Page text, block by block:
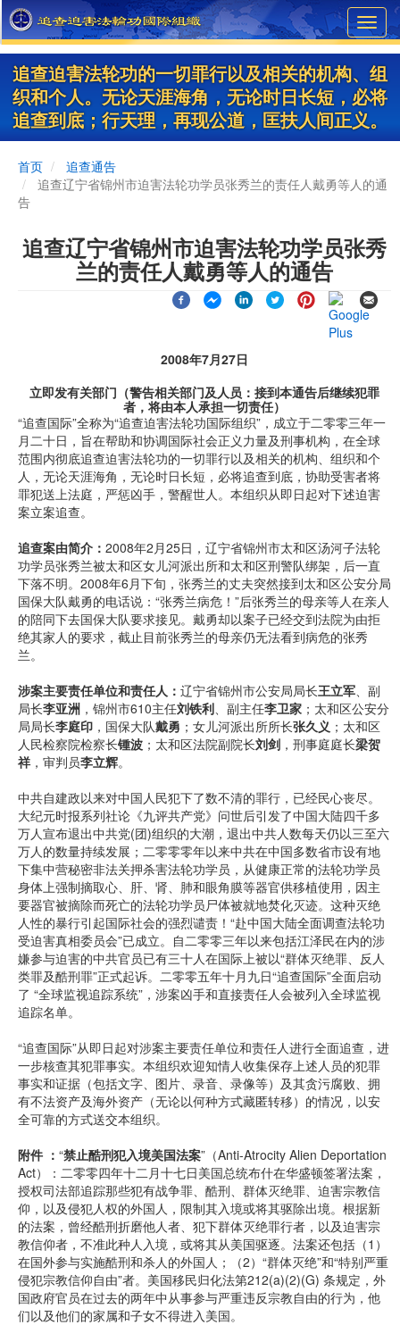
Skip
to
main
content
追查迫害法轮功的一切罪行以及相关的机构、组
织和个人。无论天涯海角，无论时日长短，必将
追查到底；行天理，再现公道，匡扶人间正义。
首页
追查通告
追查辽宁省锦州市迫害法轮功学员张秀兰的责任人戴勇等人的通
告
追查辽宁省锦州市迫害法轮功学员张秀
兰的责任人戴勇等人的通告
2008年7月27日
立即发有关部门（警告相关部门及人员：接到本通告后继续犯罪
者，将由本人承担一切责任）
“追查国际”全称为“追查迫害法轮功国际组织”，成立于二零零三年一
月二十日，旨在帮助和协调国际社会正义力量及刑事机构，在全球
范围内彻底追查迫害法轮功的一切罪行以及相关的机构、组织和个
人，无论天涯海角，无论时日长短，必将追查到底，协助受害者将
罪犯送上法庭，严惩凶手，警醒世人。本组织从即日起对下述迫害
案立案追查。
追查案由简介： 2008年2月25日，辽宁省锦州市太和区汤河子法轮
功学员张秀兰被太和区女儿河派出所和太和区刑警队绑架，后一直
下落不明。2008年6月下旬，张秀兰的丈夫突然接到太和区公安分局
国保大队戴勇的电话说：“张秀兰病危！”后张秀兰的母亲等人在亲人
的陪同下去国保大队要求接见。戴勇却以案子已经交到法院为由拒
绝其家人的要求，截止目前张秀兰的母亲仍无法看到病危的张秀
兰。
涉案主要责任单位和责任人： 辽宁省锦州市公安局局长王立军、副
局长李亚洲 ，锦州市610主任刘铁利、副主任李卫家 ；太和区公安分
局局长李庭印 ，国保大队戴勇 ；女儿河派出所所长张久义 ；太和区
人民检察院检察长锺波 ；太和区法院副院长刘剑 ，刑事庭庭长梁贺
祥 ，审判员李立辉。
中共自建政以来对中国人民犯下了数不清的罪行，已经民心丧尽。
大纪元时报系列社论《九评共产党》问世后引发了中国大陆四千多
万人宣布退出中共党(团)组织的大潮，退出中共人数每天仍以三至六
万人的数量持续发展；二零零零年以来中共在中国多数省市设有地
下集中营秘密非法关押杀害法轮功学员，从健康正常的法轮功学员
身体上强制摘取心、肝、肾、肺和眼角膜等器官供移植使用，因主
要器官被摘除而死亡的法轮功学员尸体被就地焚化灭迹。这种灭绝
人性的暴行引起国际社会的强烈谴责！“赴中国大陆全面调查法轮功
受迫害真相委员会”已成立。自二零零三年以来包括江泽民在内的涉
嫌参与迫害的中共官员已有三十人在国际上被以“群体灭绝罪、反人
类罪及酷刑罪”正式起诉。二零零五年十月九日“追查国际”全面启动
了 “全球监视追踪系统”，涉案凶手和直接责任人会被列入全球监视
追踪名单。
“追查国际”从即日起对涉案主要责任单位和责任人进行全面追查，进
一步核查其犯罪事实。本组织欢迎知情人收集保存上述人员的犯罪
事实和证据（包括文字、图片、录音、录像等）及其贪污腐败、拥
有不法资产及海外资产（无论以何种方式藏匿转移）的情况，以安
全可靠的方式送交本组织。
附件 ： “禁止酷刑犯入境美国法案”（Anti-Atrocity Alien Deportation
Act）：二零零四年十二月十七日美国总统布什在华盛顿签署法案，
授权司法部追踪那些犯有战争罪、酷刑、群体灭绝罪、迫害宗教信
仰，以及侵犯人权的外国人，限制其入境或将其驱除出境。根据新
的法案，曾经酷刑折磨他人者、犯下群体灭绝罪行者，以及迫害宗
教信仰者，不准此种人入境，或将其从美国驱逐。法案还包括（1）
在国外参与实施酷刑和杀人的外国人；（2）“群体灭绝”和“特别严重
侵犯宗教信仰自由”者。美国移民归化法第212(a)(2)(G) 条规定，外
国政府官员在过去的两年中从事参与严重违反宗教自由的行为，他
们以及他们的家属和子女不得进入美国。